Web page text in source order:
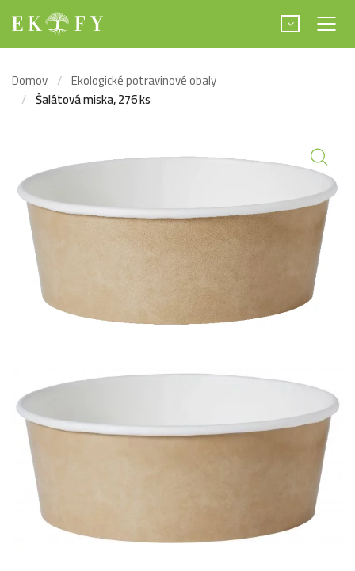
Domov
Ekologické potravinové obaly
Šalátová miska, 276 ks